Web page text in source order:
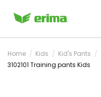
Home Kids Kid's Pants
3102101 Training pants Kids